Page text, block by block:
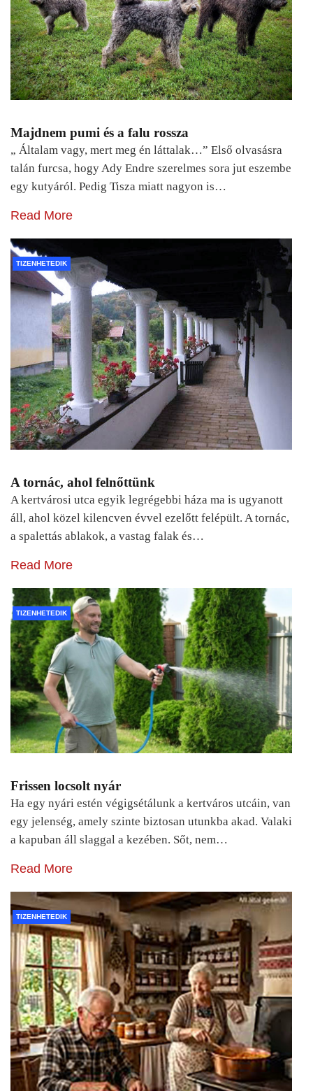
Majdnem pumi és a falu rossza
„ Általam vagy, mert meg én láttalak…” Első olvasásra
talán furcsa, hogy Ady Endre szerelmes sora jut eszembe
egy kutyáról. Pedig Tisza miatt nagyon is…
Read More
TIZENHETEDIK
A tornác, ahol felnőttünk
A kertvárosi utca egyik legrégebbi háza ma is ugyanott
áll, ahol közel kilencven évvel ezelőtt felépült. A tornác,
a spalettás ablakok, a vastag falak és…
Read More
TIZENHETEDIK
Frissen locsolt nyár
Ha egy nyári estén végigsétálunk a kertváros utcáin, van
egy jelenség, amely szinte biztosan utunkba akad. Valaki
a kapuban áll slaggal a kezében. Sőt, nem…
Read More
TIZENHETEDIK